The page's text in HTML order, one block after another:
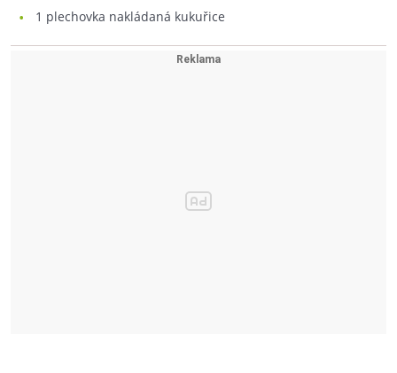
1 plechovka nakládaná kukuřice